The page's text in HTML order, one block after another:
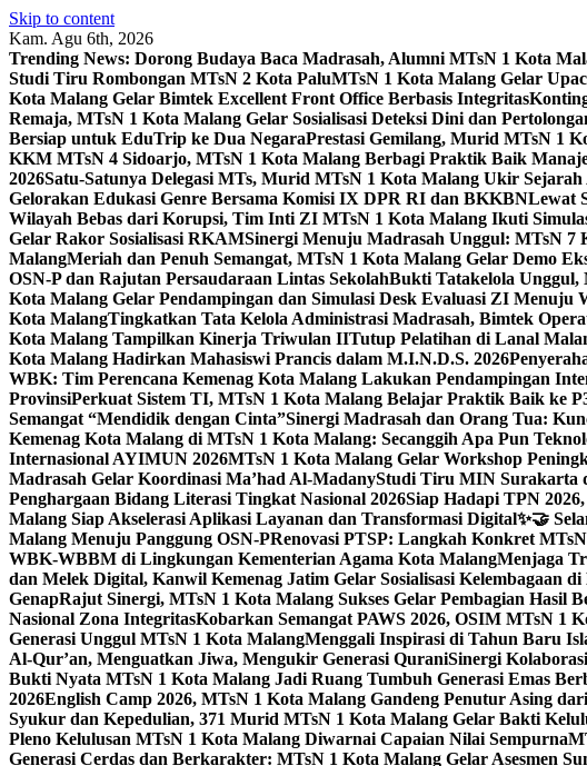
Skip to content
Kam. Agu 6th, 2026
Trending News: Dorong Budaya Baca Madrasah, Alumni MTsN 1 Kota
Studi Tiru Rombongan MTsN 2 Kota PaluMTsN 1 Kota Malang Gelar
Kota Malang Gelar Bimtek Excellent Front Office Berbasis Integritas
Remaja, MTsN 1 Kota Malang Gelar Sosialisasi Deteksi Dini dan
Bersiap untuk EduTrip ke Dua NegaraPrestasi Gemilang, Murid MTsN 1
KKM MTsN 4 Sidoarjo, MTsN 1 Kota Malang Berbagi Praktik Baik
2026Satu-Satunya Delegasi MTs, Murid MTsN 1 Kota Malang Ukir
Gelorakan Edukasi Genre Bersama Komisi IX DPR RI dan BKKBNLewat
Wilayah Bebas dari Korupsi, Tim Inti ZI MTsN 1 Kota Malang Ikuti
Gelar Rakor Sosialisasi RKAMSinergi Menuju Madrasah Unggul: MTsN 7
MalangMeriah dan Penuh Semangat, MTsN 1 Kota Malang Gelar Demo
OSN-P dan Rajutan Persaudaraan Lintas SekolahBukti Tatakelola
Kota Malang Gelar Pendampingan dan Simulasi Desk Evaluasi ZI Menuju
Kota MalangTingkatkan Tata Kelola Administrasi Madrasah, Bimtek
Kota Malang Tampilkan Kinerja Triwulan IITutup Pelatihan di Lanal
Kota Malang Hadirkan Mahasiswi Prancis dalam M.I.N.D.S. 2026
WBK: Tim Perencana Kemenag Kota Malang Lakukan Pendampingan
ProvinsiPerkuat Sistem TI, MTsN 1 Kota Malang Belajar Praktik Baik ke
Semangat “Mendidik dengan Cinta”Sinergi Madrasah dan Orang Tua:
Kemenag Kota Malang di MTsN 1 Kota Malang: Secanggih Apa Pun
Internasional AYIMUN 2026MTsN 1 Kota Malang Gelar Workshop
Madrasah Gelar Koordinasi Ma’had Al-MadanyStudi Tiru MIN Surakarta
Penghargaan Bidang Literasi Tingkat Nasional 2026Siap Hadapi TPN
Malang Siap Akselerasi Aplikasi Layanan dan Transformasi Digital✨🤝
Malang Menuju Panggung OSN-PRenovasi PTSP: Langkah Konkret
WBK-WBBM di Lingkungan Kementerian Agama Kota MalangMenjaga
dan Melek Digital, Kanwil Kemenag Jatim Gelar Sosialisasi Kelembagaan
GenapRajut Sinergi, MTsN 1 Kota Malang Sukses Gelar Pembagian Hasil
Nasional Zona IntegritasKobarkan Semangat PAWS 2026, OSIM MTsN 1
Generasi Unggul MTsN 1 Kota MalangMenggali Inspirasi di Tahun Baru
Al-Qur’an, Menguatkan Jiwa, Mengukir Generasi QuraniSinergi
Bukti Nyata MTsN 1 Kota Malang Jadi Ruang Tumbuh Generasi Emas
2026English Camp 2026, MTsN 1 Kota Malang Gandeng Penutur Asing
Syukur dan Kepedulian, 371 Murid MTsN 1 Kota Malang Gelar Bakti
Pleno Kelulusan MTsN 1 Kota Malang Diwarnai Capaian Nilai Sempurna
Generasi Cerdas dan Berkarakter: MTsN 1 Kota Malang Gelar Asesmen